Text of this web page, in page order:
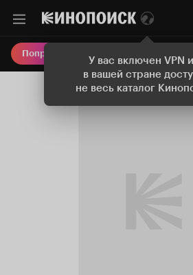
У вас включен VPN
в вашей стране
не весь каталог
Попробовать Плюс